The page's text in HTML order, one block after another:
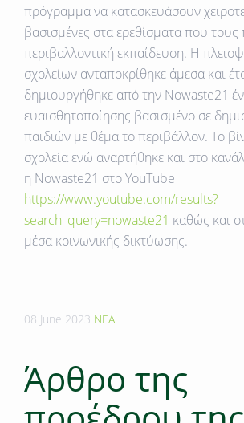
πρόγραμμα να κατασκευάσουν
βασισμένες στα ερεθίσματα που τους
περιβαλλοντική εκπαίδευση. Η
σχολείων ανταποκρίθηκε άμεσα και
δημιουργήθηκε από την Νοwaste21
ευαισθητοποίησης βασισμένο σε
παιδιών με θέμα το περιβάλλον. Το
σχολεία ενώ αναρτήθηκε και στο
η Νοwaste21 στο ΥouΤube
https://www.youtube.com/results?
search_query=nowaste21 καθώς και
μέσα κοινωνικής δικτύωσης.
08 June 2023 ΝΕΑ
Άρθρο της